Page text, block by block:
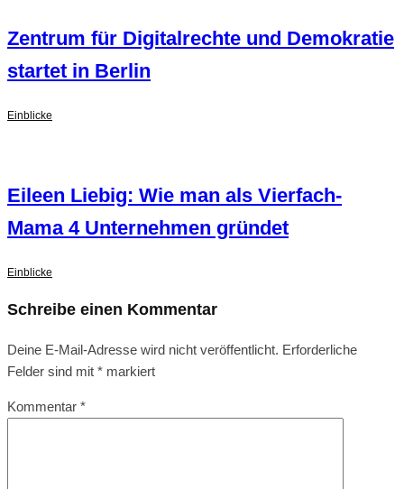
Zentrum für Digitalrechte und Demokratie
startet in Berlin
Einblicke
Eileen Liebig: Wie man als Vierfach-
Mama 4 Unternehmen gründet
Einblicke
Schreibe einen Kommentar
Deine E-Mail-Adresse wird nicht veröffentlicht. Erforderliche
Felder sind mit * markiert
Kommentar *